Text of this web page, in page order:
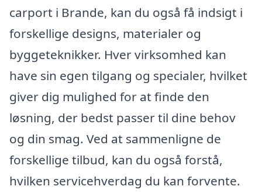
carport i Brande, kan du også få indsigt i
forskellige designs, materialer og
byggeteknikker. Hver virksomhed kan
have sin egen tilgang og specialer, hvilket
giver dig mulighed for at finde den
løsning, der bedst passer til dine behov
og din smag. Ved at sammenligne de
forskellige tilbud, kan du også forstå,
hvilken servicehverdag du kan forvente.